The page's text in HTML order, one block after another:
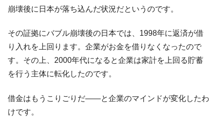
崩壊後に日本が落ち込んだ状況だというのです。
その証拠にバブル崩壊後の日本では、1998年に返済が借
り入れを上回ります。企業がお金を借りなくなったので
す。その上、2000年代になると企業は家計を上回る貯蓄
を行う主体に転化したのです。
借金はもうこりごりだ――と企業のマインドが変化したわ
けです。